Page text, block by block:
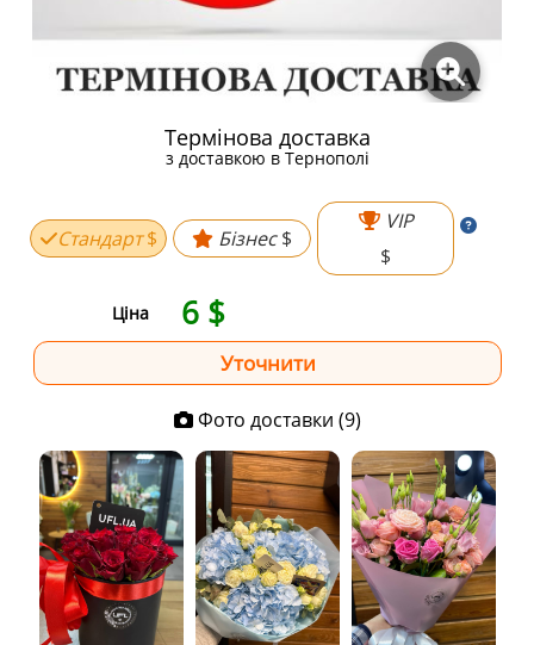
Термінова доставка
з доставкою в Тернополі
Стандарт $ Бізнес $
VIP
$
Ціна 6 $
Фото доставки (9)